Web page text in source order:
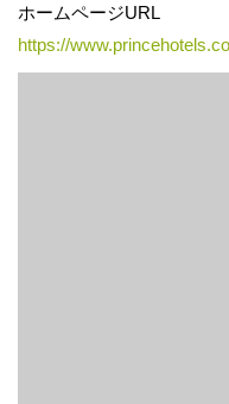
ホームページURL
https://